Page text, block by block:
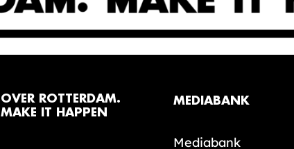
OVER ROTTERDAM.
MAKE IT HAPPEN
MEDIABANK
Mediabank